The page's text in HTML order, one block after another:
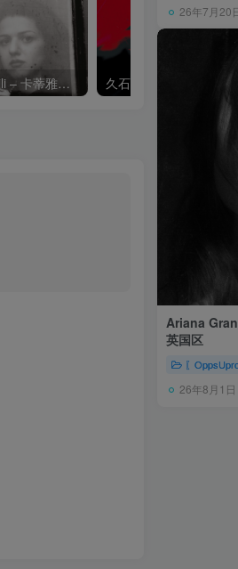
Khatia Buniatishvili – 卡蒂雅拉赫玛尼诺夫：第二、三钢琴协奏曲
26年7月20
Ariana
英国区
〖
26年8月1